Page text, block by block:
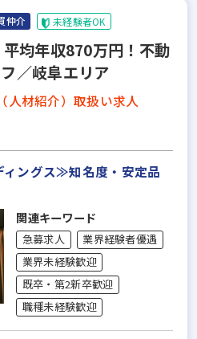
仲介 未経験者OK
平均年収870万円！不動
／岐阜エリア
人材紹介）取扱い求人
ングス≫知名度・安定品
関連キーワード
急募求人
業界経験者優遇
業界未経験歓迎
既卒・第2新卒歓迎
職種未経験歓迎